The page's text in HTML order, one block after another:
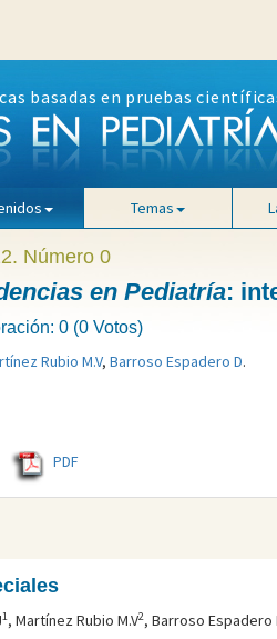
basadas en pruebas
Temas
Número 0
en Pediatría:
0 (0 Votos)
Rubio M.V, Barroso Espadero D.
PDF
1, Martínez Rubio M.V2, Barroso Espadero